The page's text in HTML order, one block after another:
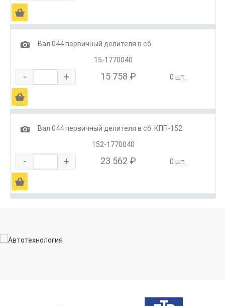
Ä
1
Вал 044 первичный делителя в сб.
15-1770040
- + 15 758 ₽ 0 шт.
Ä
1
Вал 044 первичный делителя в сб. КПП-152
152-1770040
- + 23 562 ₽ 0 шт.
Ä